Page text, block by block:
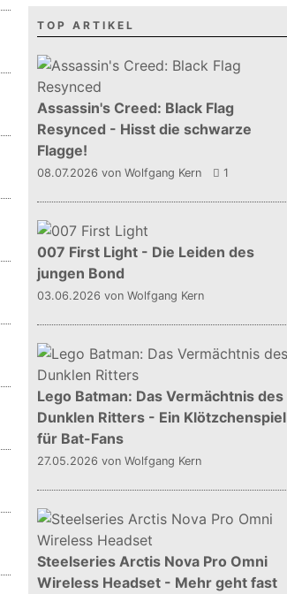
TOP ARTIKEL
Assassin's Creed: Black Flag
Resynced - Hisst die schwarze
Flagge!
08.07.2026 von Wolfgang Kern 1
007 First Light - Die Leiden des
jungen Bond
03.06.2026 von Wolfgang Kern
Lego Batman: Das Vermächtnis des
Dunklen Ritters - Ein Klötzchenspiel
für Bat-Fans
27.05.2026 von Wolfgang Kern
Steelseries Arctis Nova Pro Omni
Wireless Headset - Mehr geht fast